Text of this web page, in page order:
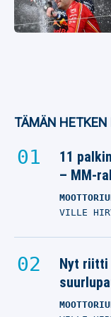
TÄMÄN HETKEN
11
– MM-
VILLE
Nyt riitti